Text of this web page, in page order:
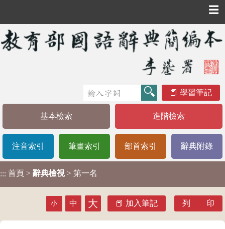
☰
學習筆記
基本檢索 進階檢索
注音索引 筆畫索引 部首索引 辭典附錄
::: 首頁 > 辭典檢視 > 第一名
小 中 大 加入筆記 列 印